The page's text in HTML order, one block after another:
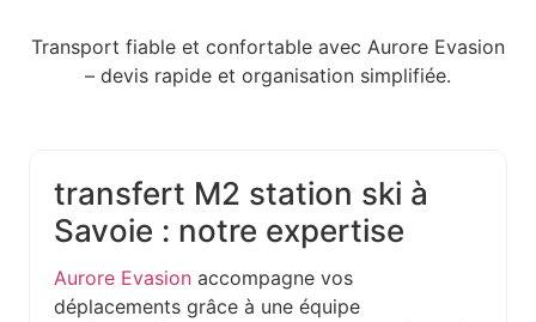
Transport fiable et confortable avec Aurore Evasion
– devis rapide et organisation simplifiée.
transfert M2 station ski à
Savoie : notre expertise
Aurore Evasion accompagne vos
déplacements grâce à une équipe